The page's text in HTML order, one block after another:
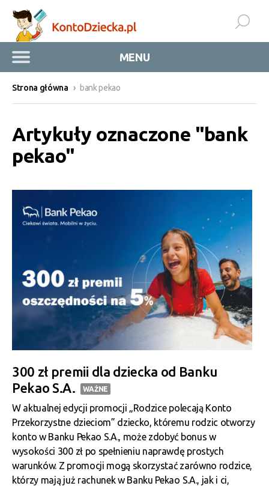
MENU
Strona główna › bank pekao
Artykuły oznaczone "bank
pekao"
300 zł premii dla dziecka od Banku
Pekao S.A.
WAŻNE
W aktualnej edycji promocji „Rodzice polecają Konto
Przekorzystne dzieciom” dziecko, któremu rodzic otworzy
konto w Banku Pekao S.A., może zdobyć bonus w
wysokości 300 zł po spełnieniu naprawdę prostych
warunków. Z promocji mogą skorzystać zarówno rodzice,
którzy mają już rachunek w Banku Pekao S.A., jak i ci,